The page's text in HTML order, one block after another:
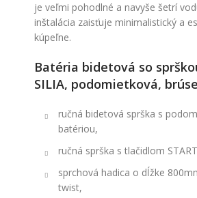
je veľmi pohodlné a navyše šetrí
inštalácia zaisťuje minimalistický a
kúpeľne.
Batéria bidetová so
SILIA, podomietková,
ručná bidetová sprška s
batériou,
ručná sprška s tlačidlom
sprchová hadica o dĺžke
twist,